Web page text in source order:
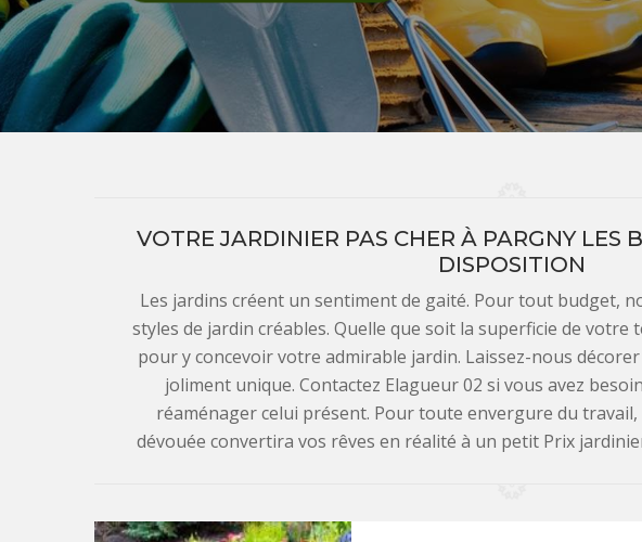
VOTRE JARDINIER PAS CHER À PARGNY LES
DISPOSITION
Les jardins créent un sentiment de gaité. Pour tout budget,
styles de jardin créables. Quelle que soit la superficie de
pour y concevoir votre admirable jardin. Laissez-nous
joliment unique. Contactez Elagueur 02 si vous avez
réaménager celui présent. Pour toute envergure du
dévouée convertira vos rêves en réalité à un petit Prix